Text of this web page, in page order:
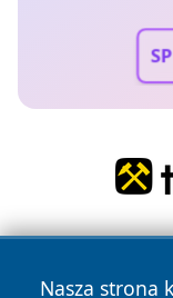
Nasza strona